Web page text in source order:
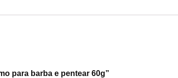
para barba e pentear 60g”